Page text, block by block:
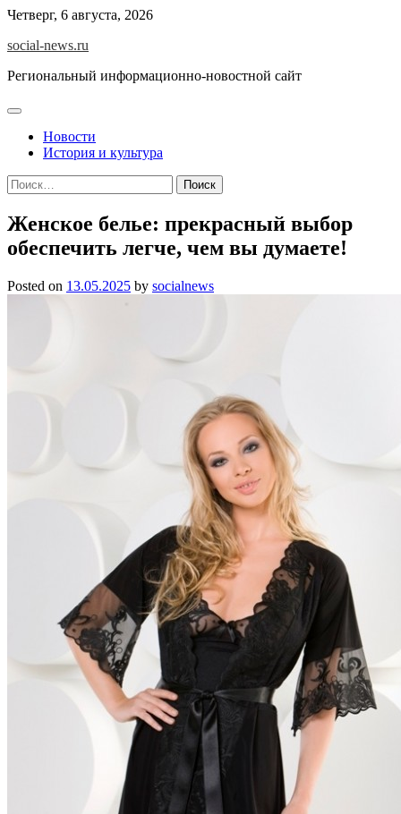
Skip
content
Четверг, 6 августа, 2026
social-news.ru
Региональный информационно-новостной сайт
Новости
История и культура
Найти:
Женское белье: прекрасный выбор
обеспечить легче, чем вы думаете!
Posted on 13.05.2025 by socialnews